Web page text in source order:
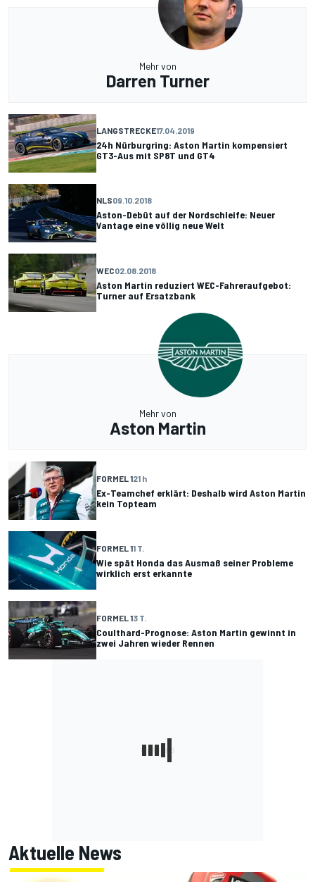
Mehr von
Darren Turner
LANGSTRECKE17.04.2019
24h Nürburgring: Aston Martin kompensiert
GT3-Aus mit SP8T und GT4
NLS09.10.2018
Aston-Debüt auf der Nordschleife: Neuer
Vantage eine völlig neue Welt
WEC02.08.2018
Aston Martin reduziert WEC-Fahreraufgebot:
Turner auf Ersatzbank
Mehr von
Aston Martin
FORMEL 121 h
Ex-Teamchef erklärt: Deshalb wird Aston Martin
kein Topteam
FORMEL 11 T.
Wie spät Honda das Ausmaß seiner Probleme
wirklich erst erkannte
FORMEL 13 T.
Coulthard-Prognose: Aston Martin gewinnt in
zwei Jahren wieder Rennen
Aktuelle News